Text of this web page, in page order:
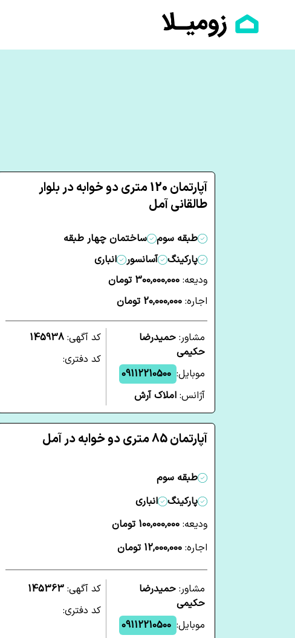
آپارتمان 120 متری دو خوابه در بلوار
طالقانی آمل
طبقه سوم
ساختمان چهار طبقه
پارکینگ
آسانسور
انباری
ودیعه: 300,000,000 تومان
اجاره: 20,000,000 تومان
مشاور: حمیدرضا
حکیمی
موبایل: 09112210500
آژانس: املاک آرش
کد آگهی: 145938
کد دفتری:
آپارتمان 85 متری دو خوابه در آمل
طبقه سوم
پارکینگ
انباری
ودیعه: 100,000,000 تومان
اجاره: 12,000,000 تومان
مشاور: حمیدرضا
حکیمی
موبایل: 09112210500
کد آگهی: 145363
کد دفتری: